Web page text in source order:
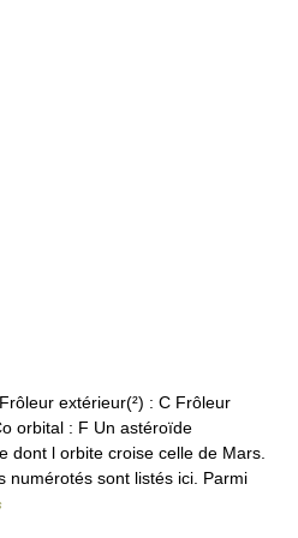
extérieur(²) : C Frôleur
orbital : F Un astéroïde
dont l orbite croise celle de Mars.
numérotés sont listés ici. Parmi